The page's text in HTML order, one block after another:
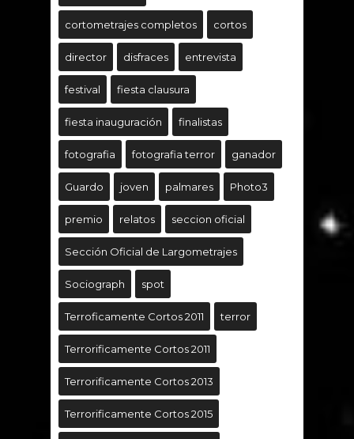
cortometrajes completos cortos
director disfraces entrevista
festival fiesta clausura
fiesta inauguración finalistas
fotografia fotografia terror ganador
Guardo joven palmares Photo3
premio relatos seccion oficial
Sección Oficial de Largometrajes
Sociograph spot
Terroficamente Cortos 2011 terror
Terrorificamente Cortos 2011
Terrorificamente Cortos 2013
Terrorificamente Cortos 2015